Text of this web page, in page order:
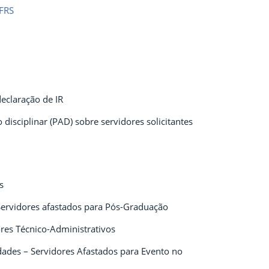
de IR
(PAD) sobre servidores solicitantes
afastados para Pós-Graduação
Técnico-Administrativos
– Servidores Afastados para Evento no